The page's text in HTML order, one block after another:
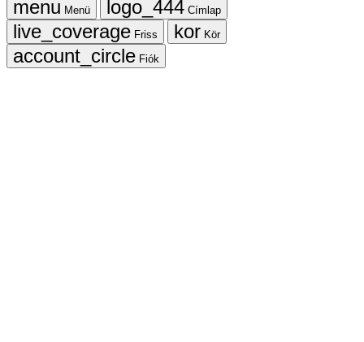
Menü
Címlap
Friss
Kör
Fiók